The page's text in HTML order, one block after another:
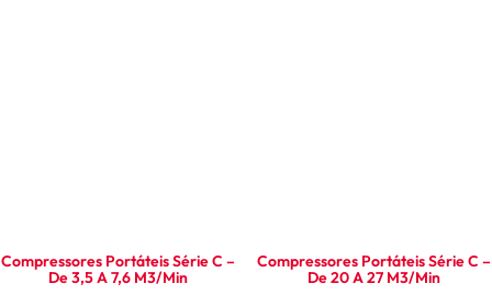
Compressores Portáteis Série C –
De 3,5 A 7,6 M3/min
Compressores Portáteis Série C –
De 20 A 27 M3/min